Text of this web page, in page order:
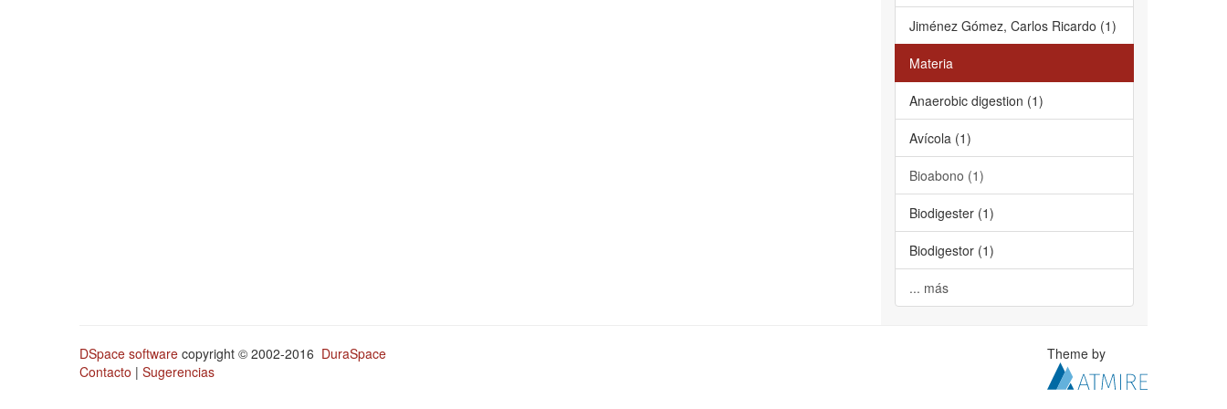
Jiménez Gómez, Carlos Ricardo (1)
Materia
Anaerobic digestion (1)
Avícola (1)
Bioabono (1)
Biodigester (1)
Biodigestor (1)
... más
DSpace software copyright © 2002-2016 DuraSpace
Contacto | Sugerencias
Theme by